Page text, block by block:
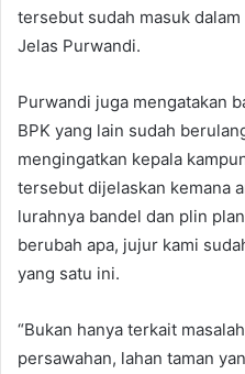
tersebut sudah masuk
Jelas Purwandi.
Purwandi juga mengatakan
BPK yang lain sudah
mengingatkan kepala
tersebut dijelaskan kemana
lurahnya bandel dan plin
berubah apa, jujur kami
yang satu ini.
“Bukan hanya terkait
persawahan, lahan taman